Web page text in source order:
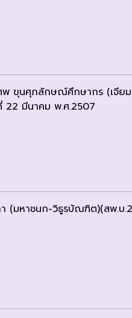
พ ขุนศุภลักษณ์ศึกษากร (เจี
22 มีนาคม พ.ศ.2507
(มหาชนก-วิธูรบัณฑิต)(สพ.บ